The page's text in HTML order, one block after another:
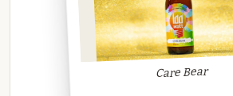
Care Bear